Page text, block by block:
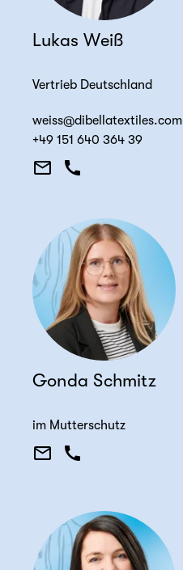
Lukas Weiß
Vertrieb Deutschland
weiss@dibellatextiles.com
+49 151 640 364 39
Gonda Schmitz
im Mutterschutz